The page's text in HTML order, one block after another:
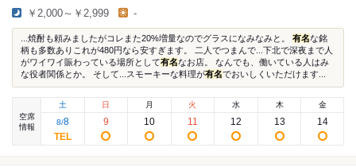
￥2,000～￥2,999 -
...焼酎も頼みましたがコレまた20%増量なのでグラスになみなみと。 有名な銘
柄も多数ありこれが480円なら安すぎます。 二人でつまんで...下北で深夜まで人
がワイワイ賑わっている場所として有名なお店。 なんでも、働いている人はみ
な役者関係とか。 そして...スモーキーな料理が有名でおいしくいただけます...
空席
情報
土
8/8
日
9
月
10
火
11
水
12
木
13
金
14